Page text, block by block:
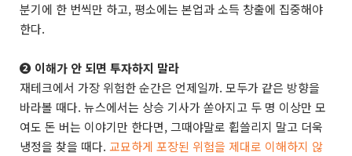
분기에 한 번씩만 하고, 평소에는 본업과 소득 창출에 집중해야
한다.
➋ 이해가 안 되면 투자하지 말라
재테크에서 가장 위험한 순간은 언제일까. 모두가 같은 방향을
바라볼 때다. 뉴스에서는 상승 기사가 쏟아지고 두 명 이상만 모
여도 돈 버는 이야기만 한다면, 그때야말로 휩쓸리지 말고 더욱
냉정을 찾을 때다. 교묘하게 포장된 위험을 제대로 이해하지 않